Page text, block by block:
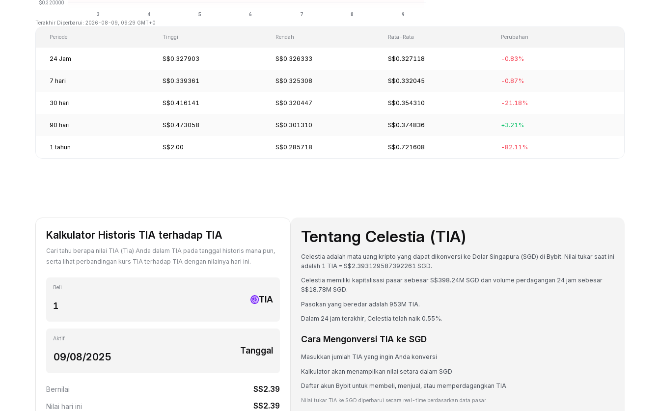
Terakhir Diperbarui: 2026-08-09, 09:29 GMT+0
Periode Tinggi Rendah Rata-Rata Perubahan
24 Jam S$0.327903 S$0.326333 S$0.327118 -0.83%
7 hari S$0.339361 S$0.325308 S$0.332045 -0.87%
30 hari S$0.416141 S$0.320447 S$0.354310 -21.18%
90 hari S$0.473058 S$0.301310 S$0.374836 +3.21%
1 tahun S$2.00 S$0.285718 S$0.721608 -82.11%
Kalkulator Historis TIA terhadap TIA
Cari tahu berapa nilai TIA (Tia) Anda dalam TIA pada tanggal historis mana pun,
serta lihat perbandingan kurs TIA terhadap TIA dengan nilainya hari ini.
Beli
TIA
Aktif
Tanggal
Bernilai S$2.39
Nilai hari ini S$2.39
Tentang Celestia (TIA)
Celestia adalah mata uang kripto yang dapat dikonversi ke Dolar Singapura (SGD) di Bybit. Nilai tukar saat ini
adalah 1 TIA = S$2.393129587392261 SGD.
Celestia memiliki kapitalisasi pasar sebesar S$398.24M SGD dan volume perdagangan 24 jam sebesar
S$18.78M SGD.
Pasokan yang beredar adalah 953M TIA.
Dalam 24 jam terakhir, Celestia telah naik 0.55%.
Cara Mengonversi TIA ke SGD
Masukkan jumlah TIA yang ingin Anda konversi
Kalkulator akan menampilkan nilai setara dalam SGD
Daftar akun Bybit untuk membeli, menjual, atau memperdagangkan TIA
Nilai tukar TIA ke SGD diperbarui secara real-time berdasarkan data pasar.